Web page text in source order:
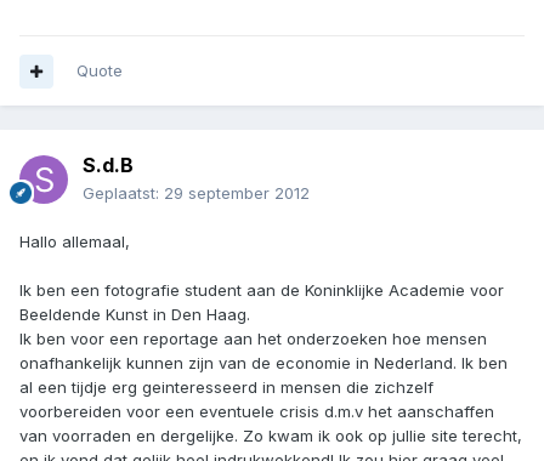
Quote
S.d.B
Geplaatst: 29 september 2012
Hallo allemaal,
Ik ben een fotografie student aan de Koninklijke Academie voor
Beeldende Kunst in Den Haag.
Ik ben voor een reportage aan het onderzoeken hoe mensen
onafhankelijk kunnen zijn van de economie in Nederland. Ik ben
al een tijdje erg geinteresseerd in mensen die zichzelf
voorbereiden voor een eventuele crisis d.m.v het aanschaffen
van voorraden en dergelijke. Zo kwam ik ook op jullie site terecht,